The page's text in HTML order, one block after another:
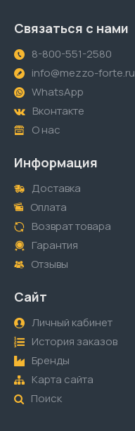
Связаться с нами
8-800-551-2580
info@mezzo-forte.ru
WhatsApp
Вконтакте
О нас
Информация
Доставка
Оплата
Возврат товара
Гарантия
Отзывы
Сайт
Личный кабинет
История заказов
Бренды
Карта сайта
Поиск